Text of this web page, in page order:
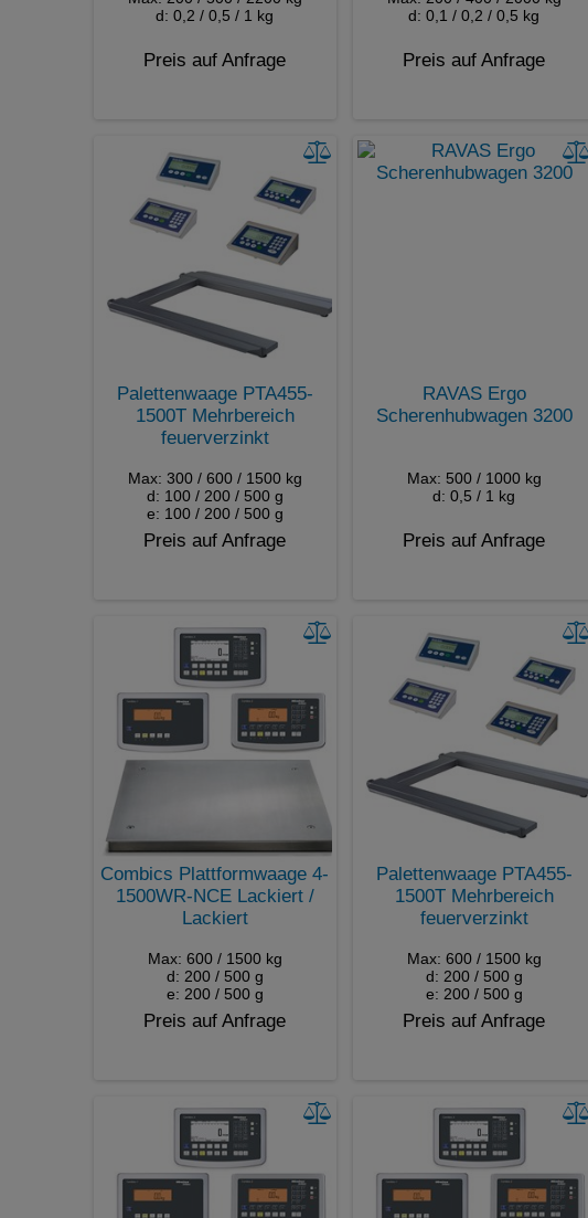
d: 0,2 / 0,5 / 1 kg
Preis auf Anfrage
d: 0,1 / 0,2 / 0,5 kg
Preis auf Anfrage
Palettenwaage PTA455-
1500T Mehrbereich
feuerverzinkt
Max: 300 / 600 / 1500 kg
d: 100 / 200 / 500 g
e: 100 / 200 / 500 g
Preis auf Anfrage
RAVAS Ergo
Scherenhubwagen 3200
Max: 500 / 1000 kg
d: 0,5 / 1 kg
Preis auf Anfrage
Combics Plattformwaage 4-
1500WR-NCE Lackiert /
Lackiert
Max: 600 / 1500 kg
d: 200 / 500 g
e: 200 / 500 g
Preis auf Anfrage
Palettenwaage PTA455-
1500T Mehrbereich
feuerverzinkt
Max: 600 / 1500 kg
d: 200 / 500 g
e: 200 / 500 g
Preis auf Anfrage